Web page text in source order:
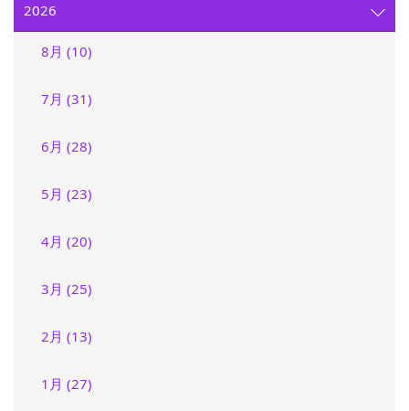
2026
8月 (10)
7月 (31)
6月 (28)
5月 (23)
4月 (20)
3月 (25)
2月 (13)
1月 (27)